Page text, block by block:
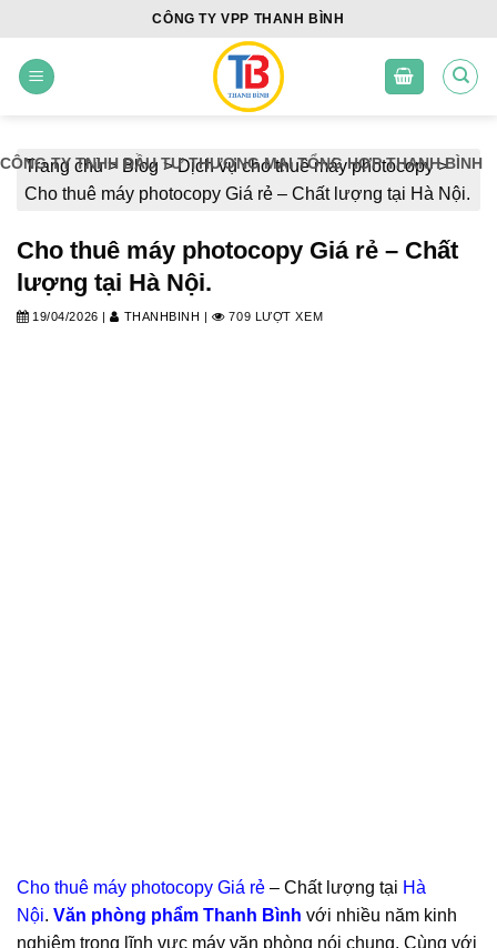
content
CÔNG TY VPP THANH BÌNH
Trang chủ> Blog>Dịch vụ cho thuê máy photocopy>
Cho thuê máy photocopy Giá rẻ – Chất lượng tại Hà Nội.
Cho thuê máy photocopy Giá rẻ – Chất
lượng tại Hà Nội.
19/04/2026 | THANHBINH | 709 LƯỢT XEM
Cho thuê máy photocopy Giá rẻ – Chất lượng tại Hà
Nội. Văn phòng phẩm Thanh Bình với nhiều năm kinh
nghiệm trong lĩnh vực máy văn phòng nói chung. Cùng với
CÔNG TY TNHH ĐẦU TƯ THƯƠNG MẠI TỔNG HỢP THANH BÌNH